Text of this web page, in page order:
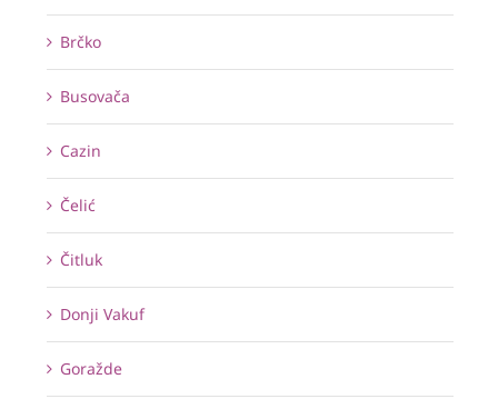
Brčko
Busovača
Cazin
Čelić
Čitluk
Donji Vakuf
Goražde